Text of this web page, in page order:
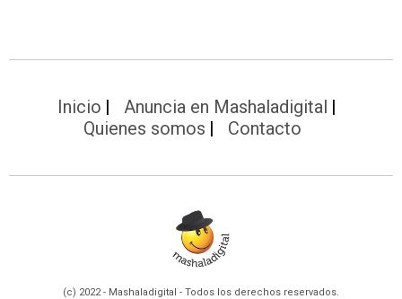
Inicio
Anuncia en Mashaladigital
Quienes somos
Contacto
(c) 2022 - Mashaladigital - Todos los derechos reservados.